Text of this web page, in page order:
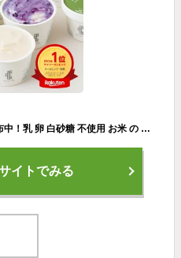
1日～最大2000円OFFクーポン配布中！乳 卵 白砂糖 不使用 お米 の ジェラート 4個入 （4種×各1個）セット | アイス 低糖質 低カロリー スイーツ ヴィーガン 豆乳 甘酒 天然麹 アレルゲンフリー ギルトフリー ヘルシー ギフト
イトでみる